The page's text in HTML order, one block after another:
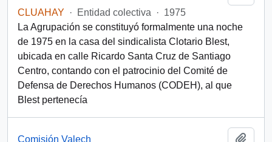
CLUAHAY
· Entidad colectiva · 1975
La Agrupación se constituyó formalmente una noche
de 1975 en la casa del sindicalista Clotario Blest,
ubicada en calle Ricardo Santa Cruz de Santiago
Centro, contando con el patrocinio del Comité de
Defensa de Derechos Humanos (CODEH), al que
Blest pertenecía
Comisión Valech